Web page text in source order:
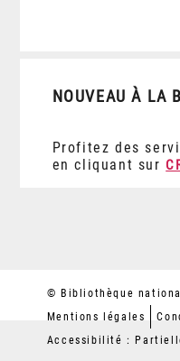
NOUVEAU À LA
Profitez des
en cliquant sur
© Bibliothèque
Mentions légales
Accessibilité :